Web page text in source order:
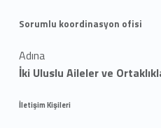
Sorumlu koordinasyon ofisi
Adına
İki Uluslu Aileler ve
İletişim Kişileri